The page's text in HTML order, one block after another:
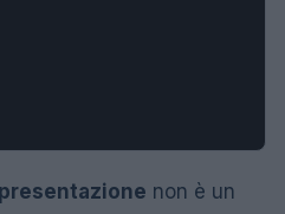
non è un